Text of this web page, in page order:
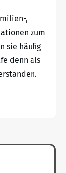
,
zum
sie häufig
denn als